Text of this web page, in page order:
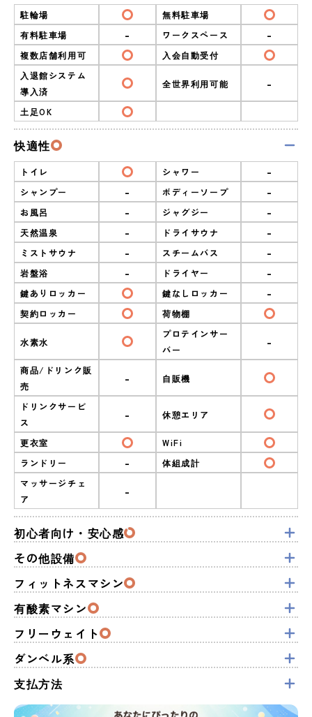
駐輪場
無料駐車場
有料駐車場
- ワークスペース -
複数店舗利用可
入会自動受付
入退館システム
導入済
全世界利用可能 -
土足OK
快適性
トイレ シャワー -
シャンプー - ボディーソープ -
お風呂 - ジャグジー -
天然温泉 - ドライサウナ -
ミストサウナ - スチームバス -
岩盤浴 - ドライヤー -
鍵ありロッカー 鍵なしロッカー -
契約ロッカー 荷物棚
水素水
プロテインサー
バー
-
商品/ドリンク販
売
- 自販機
ドリンクサービ
ス
- 休憩エリア
更衣室
WiFi
ランドリー
-
体組成計
マッサージチェ
ア
-
初心者向け・安心感
その他設備
フィットネスマシン
有酸素マシン
フリーウェイト
ダンベル系
支払方法